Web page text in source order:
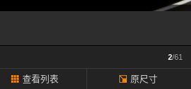
2/61
查看列表 原尺寸